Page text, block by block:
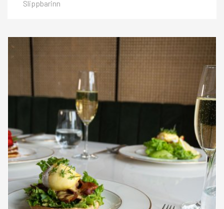
Slippbarinn